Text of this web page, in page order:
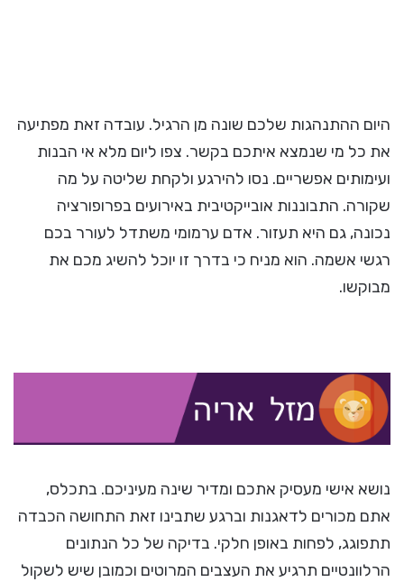
היום ההתנהגות שלכם שונה מן הרגיל. עובדה זאת מפתיעה
את כל מי שנמצא איתכם בקשר. צפו ליום מלא אי הבנות
ועימותים אפשריים. נסו להירגע ולקחת שליטה על מה
שקורה. התבוננות אובייקטיבית באירועים בפרופורציה
נכונה, גם היא תעזור. אדם ערמומי משתדל לעורר בכם
רגשי אשמה. הוא מניח כי בדרך זו יוכל להשיג מכם את
מבוקשו.
נושא אישי מעסיק אתכם ומדיר שינה מעיניכם. בתכלס,
אתם מכורים לדאגנות וברגע שתבינו זאת התחושה הכבדה
תתפוגג, לפחות באופן חלקי. בדיקה של כל הנתונים
הרלוונטיים תרגיע את העצבים המרוטים וכמובן שיש לשקול